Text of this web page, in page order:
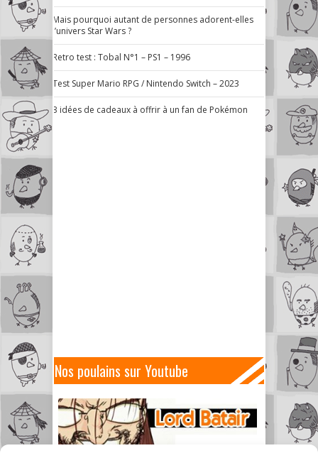
Mais pourquoi autant de personnes adorent-elles
l’univers Star Wars ?
Retro test : Tobal N°1 – PS1 – 1996
Test Super Mario RPG / Nintendo Switch – 2023
3 idées de cadeaux à offrir à un fan de Pokémon
Nos poulains sur Youtube